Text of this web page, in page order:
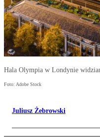
Hala Olympia w Londynie
Foto: Adobe Stock
Juliusz Żebrowski